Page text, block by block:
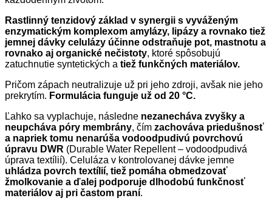
Rastlinný tenzidový základ v synergii s vyváženým
enzymatickým komplexom amylázy, lipázy a rovnako tiež
jemnej dávky celulázy účinne odstraňuje pot, mastnotu a
rovnako aj organické nečistoty, ktoré spôsobujú
zatuchnutie syntetických a tiež funkčných materiálov.
Pričom zápach neutralizuje už pri jeho zdroji, avšak nie jeho
prekrytím. Formulácia funguje už od 20 °C.
Ľahko sa vyplachuje, následne nezanecháva zvyšky a
neupcháva póry membrány, čím zachováva priedušnosť
a napriek tomu nenarúša vodoodpudivú povrchovú
úpravu DWR (Durable Water Repellent – vodoodpudivá
úprava textílií). Celuláza v kontrolovanej dávke jemne
uhládza povrch textílií, tiež pomáha obmedzovať
žmolkovanie a ďalej podporuje dlhodobú funkčnosť
materiálov aj pri častom praní.